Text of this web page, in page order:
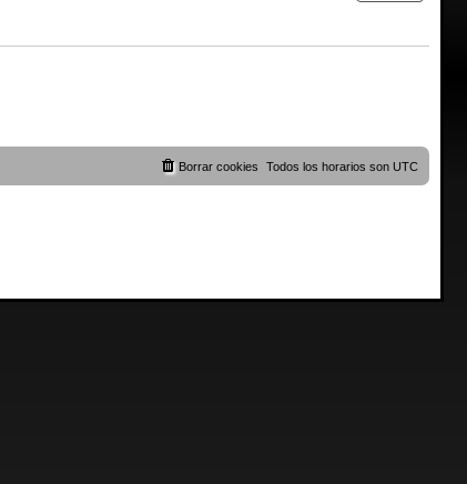
Todos los horarios sonUTC
Borrar cookies